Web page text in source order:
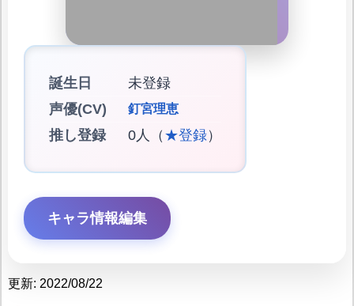
誕生日
未登録
声優(CV)
釘宮理恵
推し登録 0人（ ★登録）
キャラ情報編集
更新: 2022/08/22